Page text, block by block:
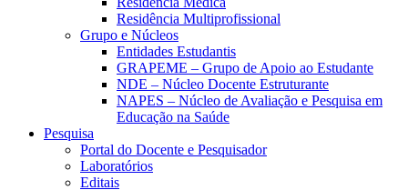
Residência Multiprofissional
Grupo e Núcleos
Entidades Estudantis
GRAPEME – Grupo de Apoio ao Estudante
NDE – Núcleo Docente Estruturante
NAPES – Núcleo de Avaliação e Pesquisa em
Educação na Saúde
Pesquisa
Portal do Docente e Pesquisador
Laboratórios
Editais